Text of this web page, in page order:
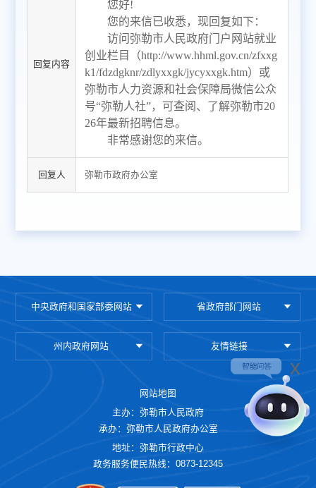
回复内容
您好!
您的来信已收悉，现回复如下 ：
访问弥勒市人民政府门户网站就业
创业栏目（http://www.hhml.gov.cn/zfxxg
k1/fdzdgknr/zdlyxxgk/jycyxxgk.htm）或
弥勒市人力资源和社会保障局微信公众
号“弥勒人社”，可查阅、了解弥勒市20
26年最新招聘信息。
非常感谢您的来信。
回复人 弥勒市政府办公室
中央政府和国家部委网站 省政府部门网站
州内政府网站 友情链接
网站地图
主办：弥勒市人民政府
承办：弥勒市人民政府办公室
地址：弥勒市行政中心
政务服务便民热线：0873-12345
x